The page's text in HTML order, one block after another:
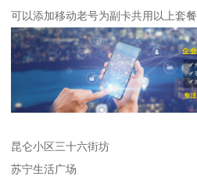
可以添加移动老号为副卡共用以上套餐
昆仑小区三十六街坊
苏宁生活广场